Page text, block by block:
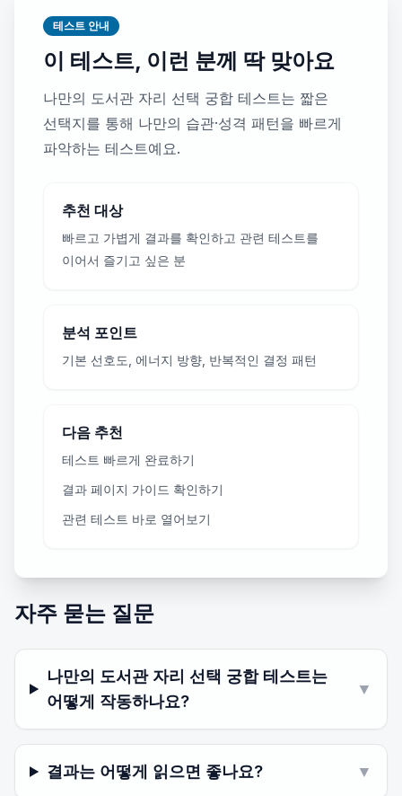
테스트 안내
이 테스트, 이런 분께 딱 맞아요
나만의 도서관 자리 선택 궁합 테스트는 짧은
선택지를 통해 나만의 습관·성격 패턴을 빠르게
파악하는 테스트예요.
추천 대상
빠르고 가볍게 결과를 확인하고 관련 테스트를
이어서 즐기고 싶은 분
분석 포인트
기본 선호도, 에너지 방향, 반복적인 결정 패턴
다음 추천
테스트 빠르게 완료하기
결과 페이지 가이드 확인하기
관련 테스트 바로 열어보기
자주 묻는 질문
나만의 도서관 자리 선택 궁합 테스트는
어떻게 작동하나요?
▼
결과는 어떻게 읽으면 좋나요? ▼